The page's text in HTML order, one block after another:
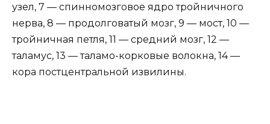
узел, 7 — спинномозговое ядро тройничного
нерва, 8 — продолговатый мозг, 9 — мост, 10 —
тройничная петля, 11 — средний мозг, 12 —
таламус, 13 — таламо-корковые волокна, 14 —
кора постцентральной извилины.